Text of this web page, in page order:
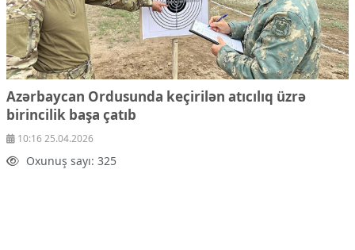
Azərbaycan Ordusunda keçirilən atıcılıq üzrə
birincilik başa çatıb
10:16 25.04.2026
Oxunuş sayı: 325